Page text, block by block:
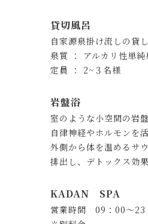
貸切風呂
自家源泉掛け流しの貸
泉質 ： アルカリ性単
定員 ： 2~３名様
岩盤浴
室のような小空間の岩
自律神経やホルモンを
外側から体を温めるサ
排出し、デトックス効
KADAN SPA
営業時間 09：00～23